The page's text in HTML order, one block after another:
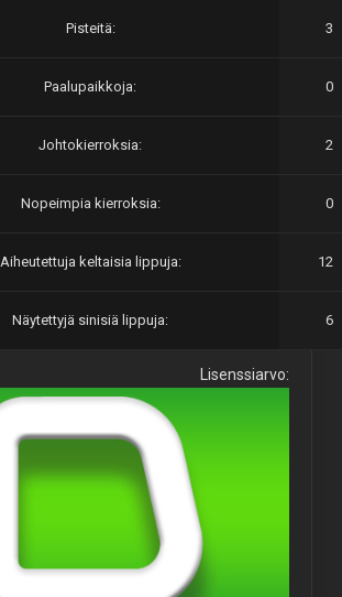
Pisteitä: 3
Paalupaikkoja: 0
Johtokierroksia: 2
Nopeimpia kierroksia: 0
Aiheutettuja keltaisia lippuja: 12
Näytettyjä sinisiä lippuja: 6
Lisenssiarvo: